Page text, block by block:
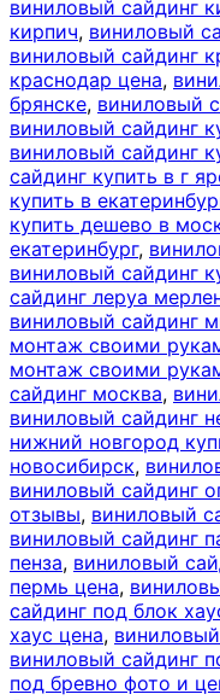
виниловый сайдинг
кирпич, виниловый
виниловый сайдинг
краснодар цена,
брянске, виниловый
виниловый сайдинг
виниловый сайдинг
сайдинг купить в г
купить в
купить дешево в
екатеринбург,
виниловый сайдинг
сайдинг леруа
виниловый сайдинг
монтаж своими
монтаж своими
сайдинг москва,
виниловый сайдинг
нижний новгород
новосибирск,
виниловый сайдинг
отзывы, виниловый
виниловый сайдинг
пенза, виниловый
пермь цена,
сайдинг под блок
хаус цена,
виниловый сайдинг
под бревно фото и